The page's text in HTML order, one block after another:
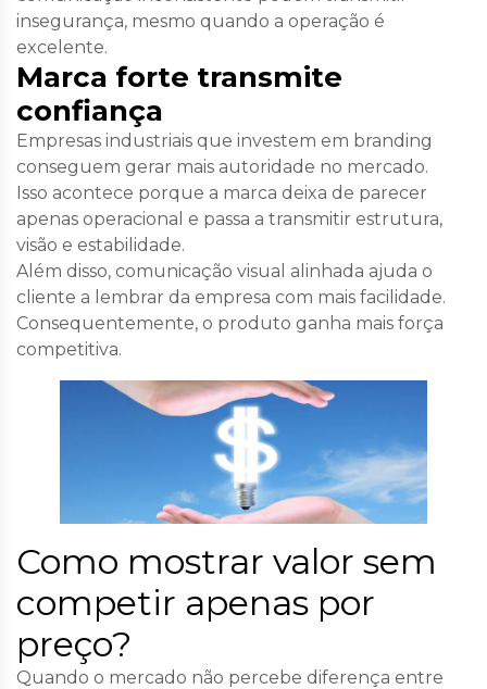
insegurança, mesmo quando a operação é
excelente.
Marca forte transmite
confiança
Empresas industriais que investem em branding
conseguem gerar mais autoridade no mercado.
Isso acontece porque a marca deixa de parecer
apenas operacional e passa a transmitir estrutura,
visão e estabilidade.
Além disso, comunicação visual alinhada ajuda o
cliente a lembrar da empresa com mais facilidade.
Consequentemente, o produto ganha mais força
competitiva.
Como mostrar valor sem
competir apenas por
preço?
Quando o mercado não percebe diferença entre